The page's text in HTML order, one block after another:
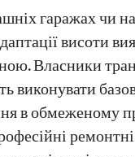
гаражах чи на
висоти
Власники
виконувати
в обмеженому